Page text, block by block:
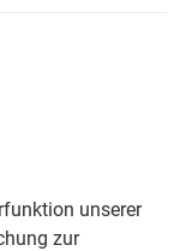
unserer
zur